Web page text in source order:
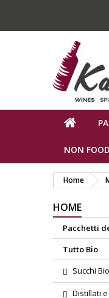
NON FOOD
Home
HOME
Pacchetti
Tutto Bio
Succhi Bio
Distillati